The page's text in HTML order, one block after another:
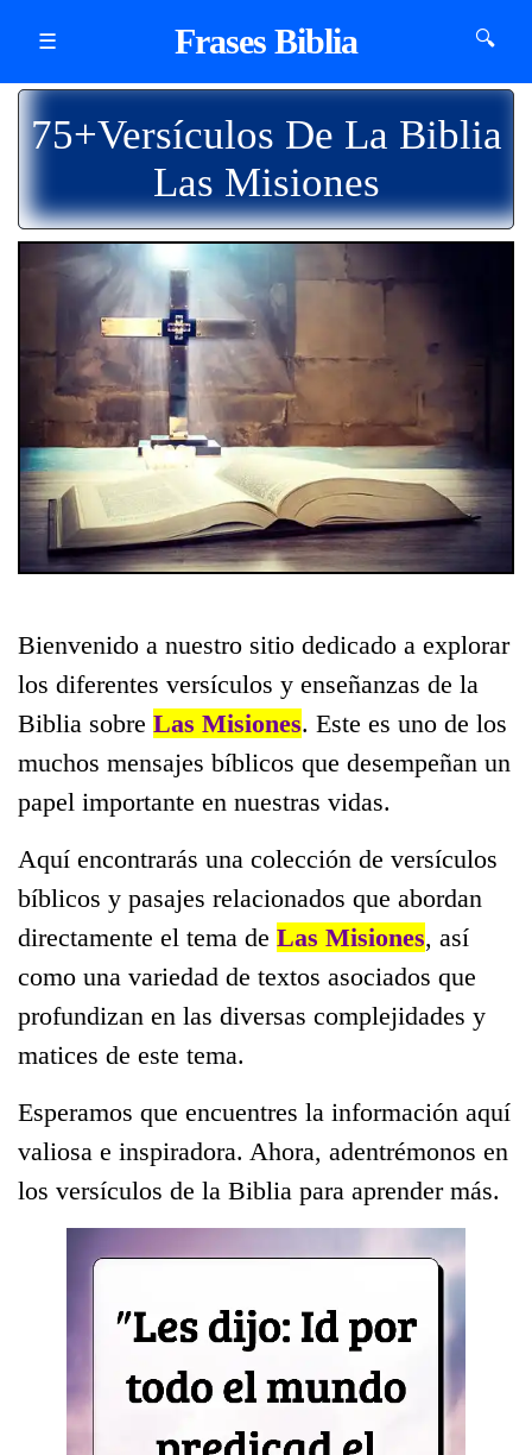
☰ Frases Biblia 🔍
75+Versículos De La Biblia
Las Misiones
Bienvenido a nuestro sitio dedicado a explorar
los diferentes versículos y enseñanzas de la
Biblia sobre Las Misiones. Este es uno de los
muchos mensajes bíblicos que desempeñan un
papel importante en nuestras vidas.
Aquí encontrarás una colección de versículos
bíblicos y pasajes relacionados que abordan
directamente el tema de Las Misiones, así
como una variedad de textos asociados que
profundizan en las diversas complejidades y
matices de este tema.
Esperamos que encuentres la información aquí
valiosa e inspiradora. Ahora, adentrémonos en
los versículos de la Biblia para aprender más.